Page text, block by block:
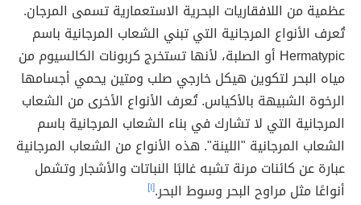
عظمية من اللافقاريات البحرية الاستعمارية تسمى المرجان.
تُعرف الأنواع المرجانية التي تبني الشعاب المرجانية باسم
Hermatypic أو الصلبة، لأنها تستخرج كربونات الكالسيوم من
مياه البحر لتكوين هيكل خارجي صلب ومتين يحمي أجسامها
الرخوة الشبيهة بالأكياس. تُعرف الأنواع الأخرى من الشعاب
المرجانية التي لا تشارك في بناء الشعاب المرجانية باسم
الشعاب المرجانية "اللينة". هذه الأنواع من الشعاب المرجانية
عبارة عن كائنات مرنة تشبه غالبًا النباتات والأشجار وتشمل
أنواعًا مثل مراوح البحر وسوط البحر.[١]